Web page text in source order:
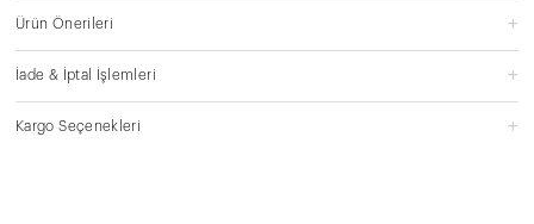
Ürün Önerileri
İade & İptal İşlemleri
Kargo Seçenekleri